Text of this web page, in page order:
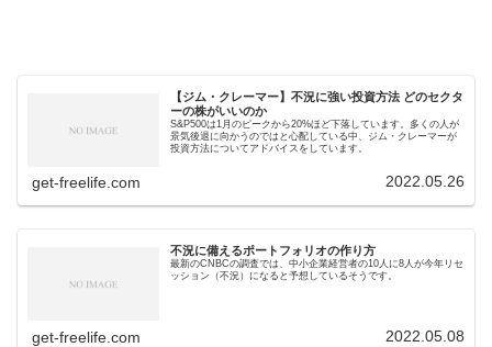
【ジム・クレーマー】不況に強い投資方法 どのセクタ
ーの株がいいのか
S&P500は1月のピークから20%ほど下落しています。多くの人が
景気後退に向かうのではと心配している中、ジム・クレーマーが
投資方法についてアドバイスをしています。
get-freelife.com 2022.05.26
不況に備えるポートフォリオの作り方
最新のCNBCの調査では、中小企業経営者の10人に8人が今年リセ
ッション（不況）になると予想しているそうです。
get-freelife.com 2022.05.08